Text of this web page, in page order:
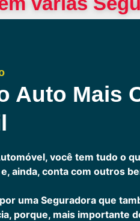
Auto Mais
você tem tudo o
ainda, conta com outros
uma Seguradora que
porque, mais importante